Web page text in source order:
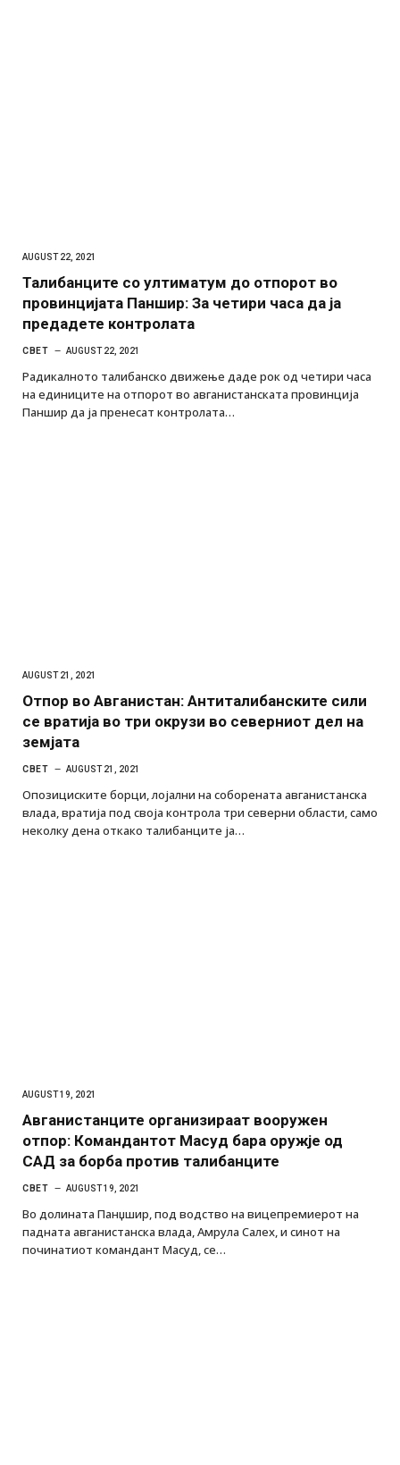
AUGUST 22, 2021
Талибанците со ултиматум до отпорот во
провинцијата Паншир: За четири часа да ја
предадете контролата
СВЕТ AUGUST 22, 2021
Радикалното талибанско движење даде рок од четири часа
на единиците на отпорот во авганистанската провинција
Паншир да ја пренесат контролата…
AUGUST 21, 2021
Отпор во Авганистан: Антиталибанските сили
се вратија во три окрузи во северниот дел на
земјата
СВЕТ AUGUST 21, 2021
Опозициските борци, лојални на соборената авганистанска
влада, вратија под своја контрола три северни области, само
неколку дена откако талибанците ја…
AUGUST 19, 2021
Авганистанците организираат вооружен
отпор: Командантот Масуд бара оружје од
САД за борба против талибанците
СВЕТ AUGUST 19, 2021
Во долината Панџшир, под водство на вицепремиерот на
падната авганистанска влада, Амрула Салех, и синот на
починатиот командант Масуд, се…